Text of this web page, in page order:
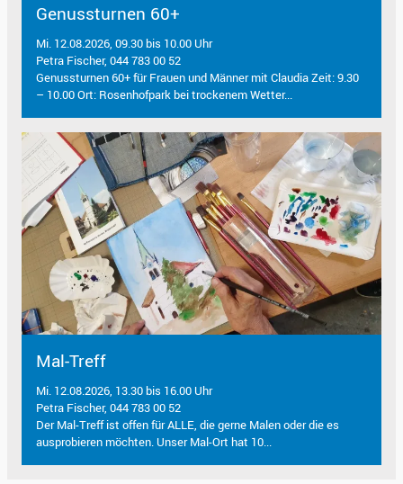
Genussturnen 60+
Mi. 12.08.2026, 09.30 bis 10.00 Uhr
Petra Fischer, 044 783 00 52
Genussturnen 60+ für Frauen und Männer mit Claudia Zeit: 9.30
– 10.00 Ort: Rosenhofpark bei trockenem Wetter...
Mal-Treff
Mi. 12.08.2026, 13.30 bis 16.00 Uhr
Petra Fischer, 044 783 00 52
Der Mal-Treff ist offen für ALLE, die gerne Malen oder die es
ausprobieren möchten. Unser Mal-Ort hat 10...